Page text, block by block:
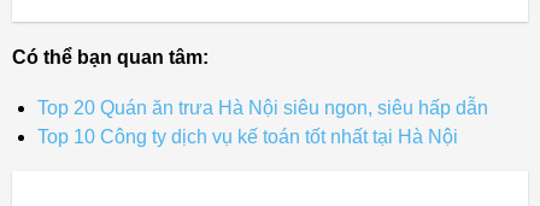
Có thể bạn quan tâm:
Top 20 Quán ăn trưa Hà Nội siêu ngon, siêu hấp dẫn
Top 10 Công ty dịch vụ kế toán tốt nhất tại Hà Nội